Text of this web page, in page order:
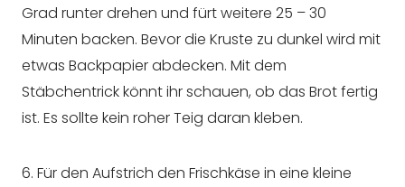
Grad runter drehen und fürt weitere 25 – 30
Minuten backen. Bevor die Kruste zu dunkel wird mit
etwas Backpapier abdecken. Mit dem
Stäbchentrick könnt ihr schauen, ob das Brot fertig
ist. Es sollte kein roher Teig daran kleben.
6. Für den Aufstrich den Frischkäse in eine kleine